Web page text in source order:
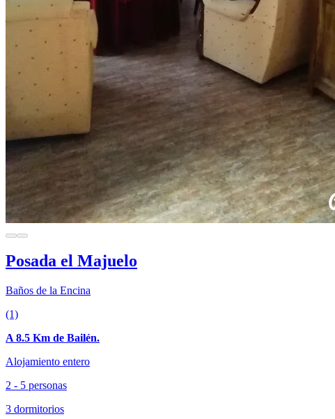
Posada el Majuelo
Baños de la Encina
(1)
A 8.5 Km de Bailén.
Alojamiento entero
2 - 5 personas
3 dormitorios